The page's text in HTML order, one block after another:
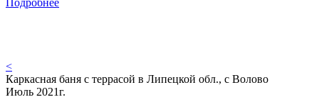
Подробнее
<
Каркасная баня с террасой в Липецкой обл., с Волово
Июль 2021г.